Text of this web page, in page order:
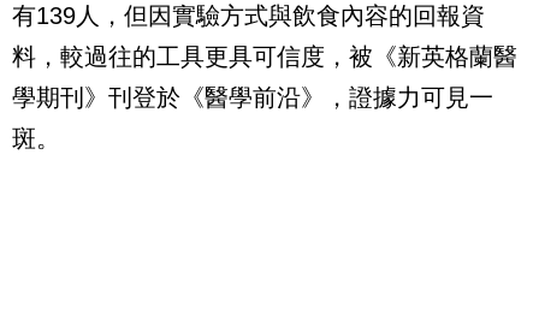
有139人，但因實驗方式與飲食內容的回報資
料，較過往的工具更具可信度，被《新英格蘭醫
學期刊》刊登於《醫學前沿》，證據力可見一
斑。